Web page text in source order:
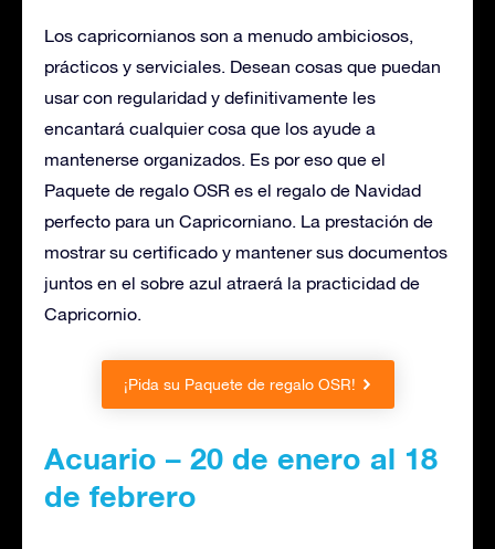
Los capricornianos son a menudo ambiciosos,
prácticos y serviciales. Desean cosas que puedan
usar con regularidad y definitivamente les
encantará cualquier cosa que los ayude a
mantenerse organizados. Es por eso que el
Paquete de regalo OSR es el regalo de Navidad
perfecto para un Capricorniano. La prestación de
mostrar su certificado y mantener sus documentos
juntos en el sobre azul atraerá la practicidad de
Capricornio.
¡Pida su Paquete de regalo OSR!
Acuario – 20 de enero al 18
de febrero